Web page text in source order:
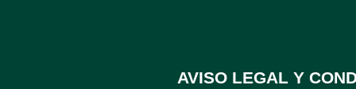
AVISO LEGAL Y